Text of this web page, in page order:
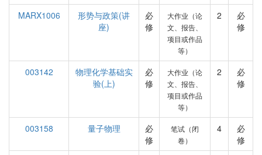
MARX1006
形势与政策(讲
座)
必
修
大作业（论
文、报告、
项目或作品
等）
2
必
修
003142
物理化学基础实
验(上)
必
修
大作业（论
文、报告、
项目或作品
等）
2
必
修
003158 量子物理
必
修
笔试（闭
卷）
4
必
修